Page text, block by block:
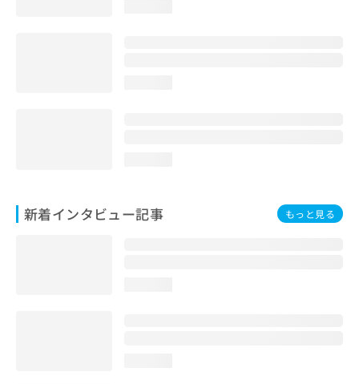
新着インタビュー記事 もっと見る